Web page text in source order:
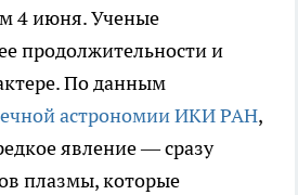
4 июня. Ученые
продолжительности и
По данным
астрономии ИКИ РАН,
явление — сразу
плазмы, которые